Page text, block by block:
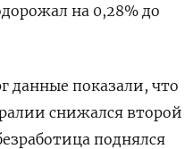
на 0,28% до
данные показали, что
снижался второй
поднялся